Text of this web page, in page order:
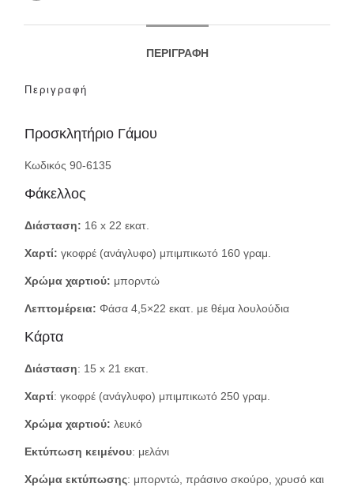
ΠΕΡΙΓΡΑΦΉ
Περιγραφή
Προσκλητήριο Γάμου
Κωδικός 90-6135
Φάκελλος
Διάσταση: 16 x 22 εκατ.
Χαρτί: γκοφρέ (ανάγλυφο) μπιμπικωτό 160 γραμ.
Χρώμα χαρτιού: μπορντώ
Λεπτομέρεια: Φάσα 4,5×22 εκατ. με θέμα λουλούδια
Κάρτα
Διάσταση: 15 x 21 εκατ.
Χαρτί: γκοφρέ (ανάγλυφο) μπιμπικωτό 250 γραμ.
Χρώμα χαρτιού: λευκό
Εκτύπωση κειμένου: μελάνι
Χρώμα εκτύπωσης: μπορντώ, πράσινο σκούρο, χρυσό και